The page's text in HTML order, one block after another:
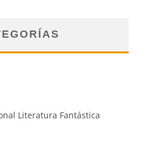
Literatura Fantástica